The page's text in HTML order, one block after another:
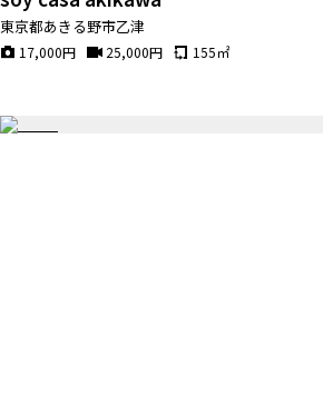
東京都あきる野市乙津
17,000円 25,000円 155㎡